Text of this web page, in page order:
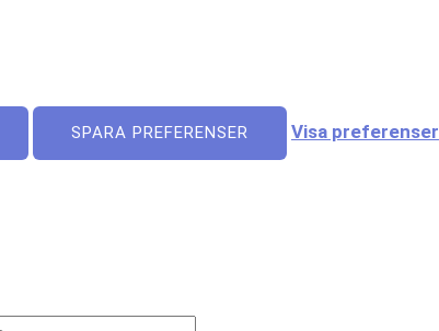
SPARA PREFERENSER Visa preferenser